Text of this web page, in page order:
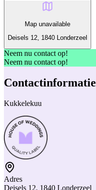
Map unavailable
Deisels 12, 1840 Londerzeel
Neem nu contact op!
Neem nu contact op!
Contactinformatie
Kukkelekuu
Adres
Deisels 12, 1840 Londerzeel